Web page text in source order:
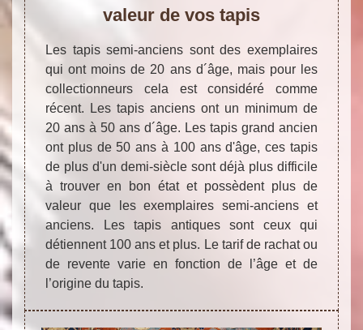
valeur de vos tapis
Les tapis semi-anciens sont des exemplaires
qui ont moins de 20 ans d´âge, mais pour les
collectionneurs cela est considéré comme
récent. Les tapis anciens ont un minimum de
20 ans à 50 ans d´âge. Les tapis grand ancien
ont plus de 50 ans à 100 ans d'âge, ces tapis
de plus d'un demi-siècle sont déjà plus difficile
à trouver en bon état et possèdent plus de
valeur que les exemplaires semi-anciens et
anciens. Les tapis antiques sont ceux qui
détiennent 100 ans et plus. Le tarif de rachat ou
de revente varie en fonction de l’âge et de
l’origine du tapis.